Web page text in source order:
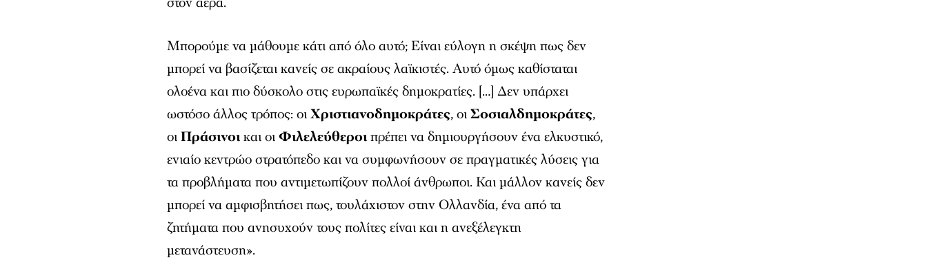
Μπορούμε να μάθουμε κάτι από όλο αυτό; Είναι εύλογη η σκέψη πως δεν
μπορεί να βασίζεται κανείς σε ακραίους λαϊκιστές. Αυτό όμως καθίσταται
ολοένα και πιο δύσκολο στις ευρωπαϊκές δημοκρατίες. […] Δεν υπάρχει
ωστόσο άλλος τρόπος: οιΧριστιανοδημοκράτες, οιΣοσιαλδημοκράτες,
οιΠράσινοικαι οιΦιλελεύθεροιπρέπει να δημιουργήσουν ένα ελκυστικό,
ενιαίο κεντρώο στρατόπεδο και να συμφωνήσουν σε πραγματικές λύσεις για
τα προβλήματα που αντιμετωπίζουν πολλοί άνθρωποι. Και μάλλον κανείς δεν
μπορεί να αμφισβητήσει πως, τουλάχιστον στην Ολλανδία, ένα από τα
ζητήματα που ανησυχούν τους πολίτες είναι και η ανεξέλεγκτη
μετανάστευση».